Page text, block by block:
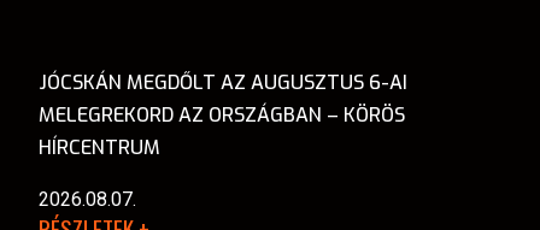
JÓCSKÁN MEGDŐLT AZ AUGUSZTUS 6-AI
MELEGREKORD AZ ORSZÁGBAN – KÖRÖS
HÍRCENTRUM
2026.08.07.